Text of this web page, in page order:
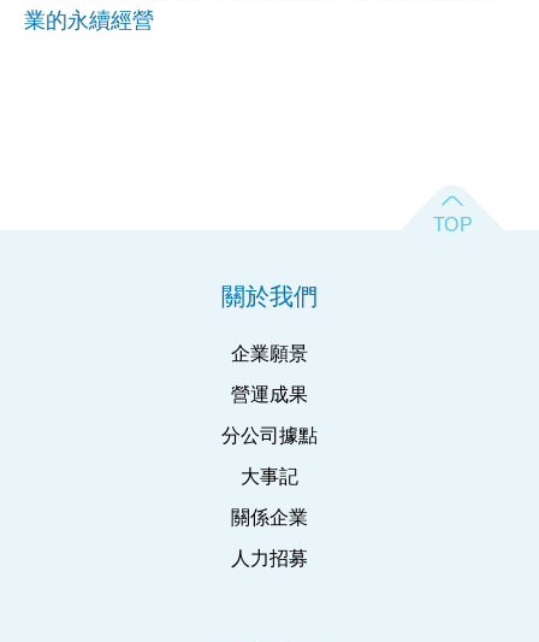
業的永續經營
關於我們
企業願景
營運成果
分公司據點
大事記
關係企業
人力招募